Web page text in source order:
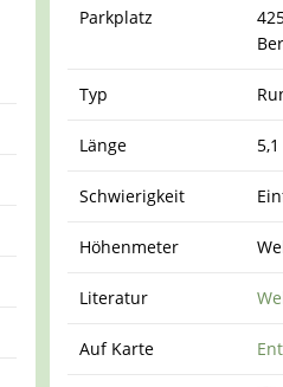
Parkplatz
Typ
Länge
Schwierigkeit
Höhenmeter
Literatur
Auf Karte